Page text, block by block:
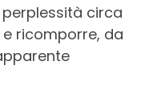
circa
e ricomporre, da